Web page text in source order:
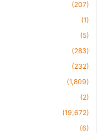
(207)
(1)
(5)
(283)
(232)
(1,809)
(2)
(19,672)
(6)